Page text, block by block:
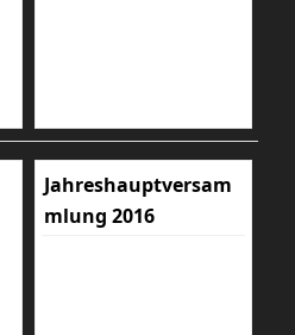
Jahreshauptversam
mlung 2016